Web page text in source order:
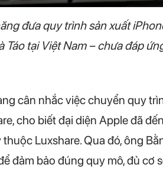
đưa quy trình sản xuất
Táo tại Việt Nam – chưa đáp
cân nhắc việc chuyển quy
cho biết đại diện Apple đã
Luxshare. Qua đó, ông
đảm bảo đúng quy mô, đủ cơ